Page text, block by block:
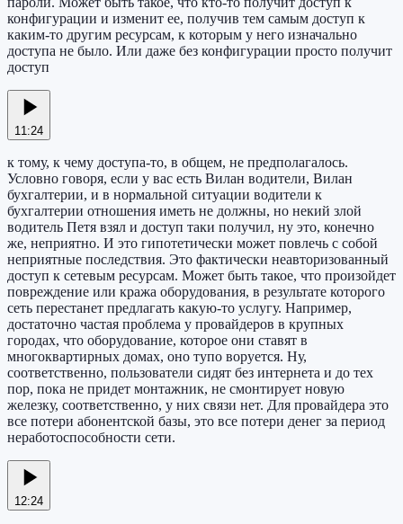
конфигурации и изменит ее, получив тем самым доступ к
каким-то другим ресурсам, к которым у него изначально
доступа не было. Или даже без конфигурации просто получит
доступ
11:24
к тому, к чему доступа-то, в общем, не предполагалось.
Условно говоря, если у вас есть Вилан водители, Вилан
бухгалтерии, и в нормальной ситуации водители к
бухгалтерии отношения иметь не должны, но некий злой
водитель Петя взял и доступ таки получил, ну это, конечно
же, неприятно. И это гипотетически может повлечь с собой
неприятные последствия. Это фактически неавторизованный
доступ к сетевым ресурсам. Может быть такое, что произойдет
повреждение или кража оборудования, в результате которого
сеть перестанет предлагать какую-то услугу. Например,
достаточно частая проблема у провайдеров в крупных
городах, что оборудование, которое они ставят в
многоквартирных домах, оно тупо воруется. Ну,
соответственно, пользователи сидят без интернета и до тех
пор, пока не придет монтажник, не смонтирует новую
железку, соответственно, у них связи нет. Для провайдера это
все потери абонентской базы, это все потери денег за период
неработоспособности сети.
12:24